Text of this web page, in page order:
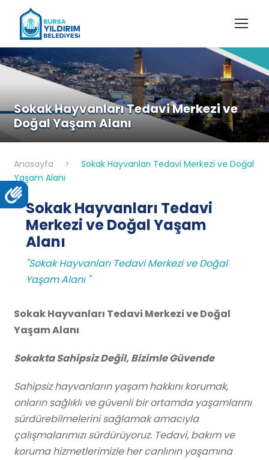
Sokak Hayvanları Tedavi Merkezi ve
Doğal Yaşam Alanı
Anasayfa >
Sokak Hayvanları Tedavi Merkezi ve Doğal
Yaşam Alanı
Sokak Hayvanları Tedavi
Merkezi ve Doğal Yaşam
Alanı
"Sokak Hayvanları Tedavi Merkezi ve Doğal
Yaşam Alanı "
Sokak Hayvanları Tedavi Merkezi ve Doğal
Yaşam Alanı
Sokakta Sahipsiz Değil, Bizimle Güvende
Sahipsiz hayvanların yaşam hakkını korumak,
onların sağlıklı ve güvenli bir ortamda yaşamlarını
sürdürebilmelerini sağlamak amacıyla
çalışmalarımızı sürdürüyoruz. Tedavi, bakım ve
koruma hizmetlerimizle her canlının yaşamına